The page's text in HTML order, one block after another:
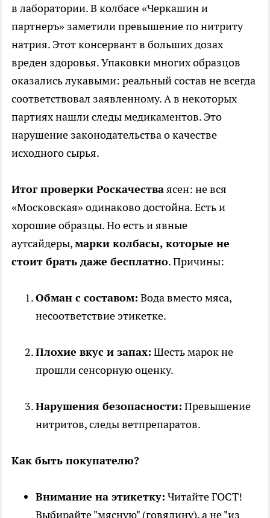
в лаборатории. В колбасе «Черкашин и
партнеръ» заметили превышение по нитриту
натрия. Этот консервант в больших дозах
вреден здоровья. Упаковки многих образцов
оказались лукавыми: реальный состав не всегда
соответствовал заявленному. А в некоторых
партиях нашли следы медикаментов. Это
нарушение законодательства о качестве
исходного сырья.
Итог проверки Роскачестваясен: не вся
«Московская» одинаково достойна. Есть и
хорошие образцы. Но есть и явные
аутсайдеры,марки колбасы, которые не
стоит брать даже бесплатно. Причины:
Обман с составом: Вода вместо мяса,
несоответствие этикетке.
Плохие вкус и запах: Шесть марок не
прошли сенсорную оценку.
Нарушения безопасности: Превышение
нитритов, следы ветпрепаратов.
Как быть покупателю?
Внимание на этикетку: Читайте ГОСТ!
Выбирайте "мясную" (говядину), а не "из